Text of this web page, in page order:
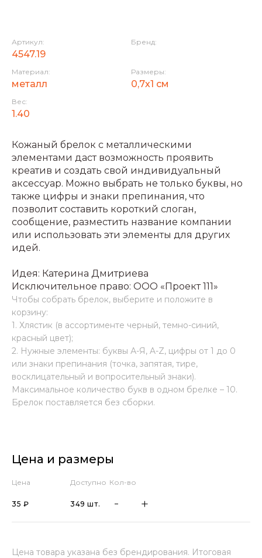
Артикул:
4547.19
Бренд:
Материал:
металл
Размеры:
0,7х1 см
Вес:
1.40
Кожаный брелок с металлическими
элементами даст возможность проявить
креатив и создать свой индивидуальный
аксессуар. Можно выбрать не только буквы, но
также цифры и знаки препинания, что
позволит составить короткий слоган,
сообщение, разместить название компании
или использовать эти элементы для других
идей.
Идея: Катерина Дмитриева
Исключительное право: ООО «Проект 111»
Чтобы собрать брелок, выберите и положите в
корзину:
1. Хлястик (в ассортименте черный, темно-синий,
красный цвет);
2. Нужные элементы: буквы А-Я, A-Z, цифры от 1 до 0
или знаки препинания (точка, запятая, тире,
восклицательный и вопросительный знаки).
Максимальное количество букв в одном брелке – 10.
Брелок поставляется без сборки.
Цена и размеры
Цена Доступно Кол-во
35 ₽ 349 шт.
Цена товара указана без брендирования. Итоговая